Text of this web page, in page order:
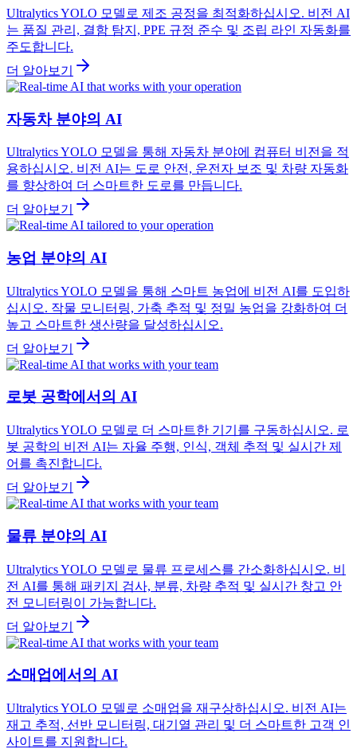
Ultralytics YOLO 모델로 제조 공정을 최적화하십시오. 비전 AI
는 품질 관리, 결함 탐지, PPE 규정 준수 및 조립 라인 자동화를
주도합니다.
더 알아보기
자동차 분야의 AI
Ultralytics YOLO 모델을 통해 자동차 분야에 컴퓨터 비전을 적
용하십시오. 비전 AI는 도로 안전, 운전자 보조 및 차량 자동화
를 향상하여 더 스마트한 도로를 만듭니다.
더 알아보기
농업 분야의 AI
Ultralytics YOLO 모델을 통해 스마트 농업에 비전 AI를 도입하
십시오. 작물 모니터링, 가축 추적 및 정밀 농업을 강화하여 더
높고 스마트한 생산량을 달성하십시오.
더 알아보기
로봇 공학에서의 AI
Ultralytics YOLO 모델로 더 스마트한 기기를 구동하십시오. 로
봇 공학의 비전 AI는 자율 주행, 인식, 객체 추적 및 실시간 제
어를 촉진합니다.
더 알아보기
물류 분야의 AI
Ultralytics YOLO 모델로 물류 프로세스를 간소화하십시오. 비
전 AI를 통해 패키지 검사, 분류, 차량 추적 및 실시간 창고 안
전 모니터링이 가능합니다.
더 알아보기
소매업에서의 AI
Ultralytics YOLO 모델로 소매업을 재구상하십시오. 비전 AI는
재고 추적, 선반 모니터링, 대기열 관리 및 더 스마트한 고객 인
사이트를 지원합니다.